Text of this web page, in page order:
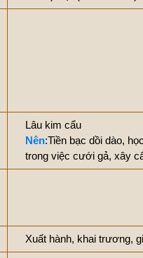
Lâu kim cẩu
Nên:Tiền bạc dồi dào,
trong việc cưới gả, xây
Xuất hành, khai trương,